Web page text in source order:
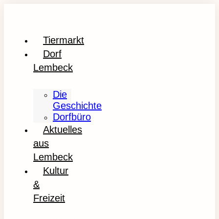
Tiermarkt
Dorf
Lembeck
Die
Geschichte
Dorfbüro
Aktuelles
aus
Lembeck
Kultur
&
Freizeit